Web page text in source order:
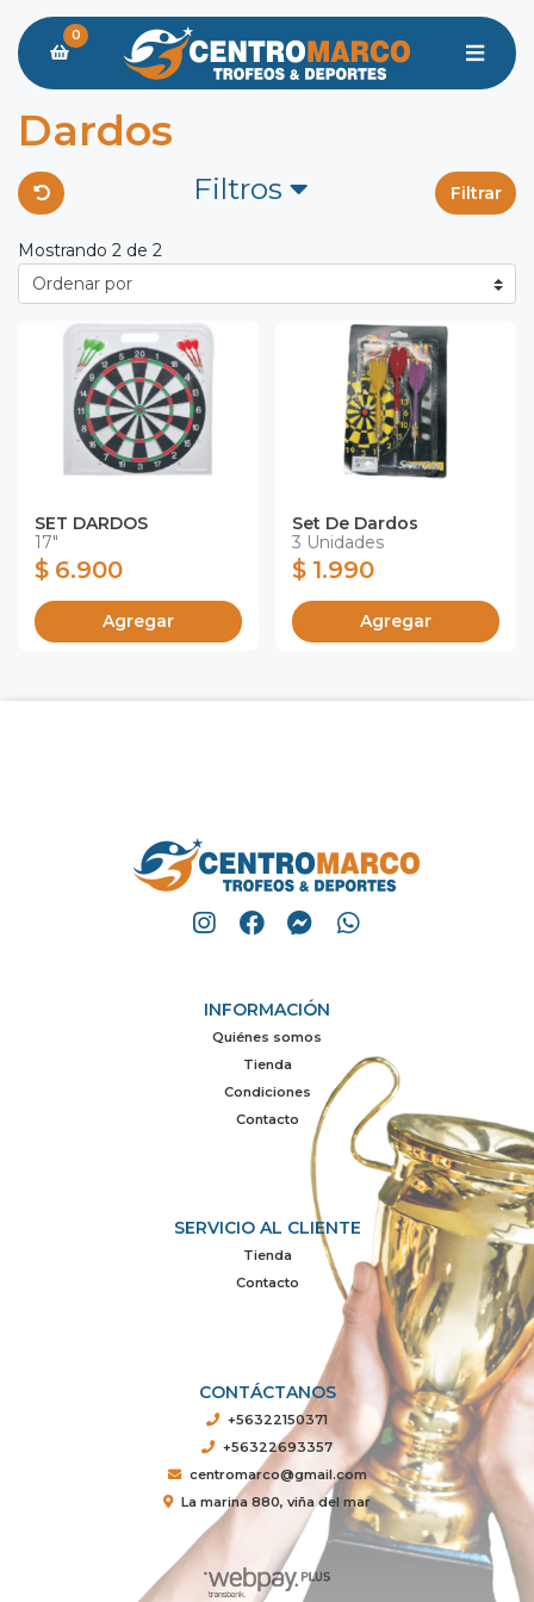
0
Dardos
Filtros Filtrar
Mostrando 2 de 2
SET DARDOS
17"
$ 6.900
Agregar
Set De Dardos
3 Unidades
$ 1.990
Agregar
INFORMACIÓN
Quiénes somos
Tienda
Condiciones
Contacto
SERVICIO AL CLIENTE
Tienda
Contacto
CONTÁCTANOS
+56322150371
+56322693357
centromarco@gmail.com
La marina 880, viña del mar